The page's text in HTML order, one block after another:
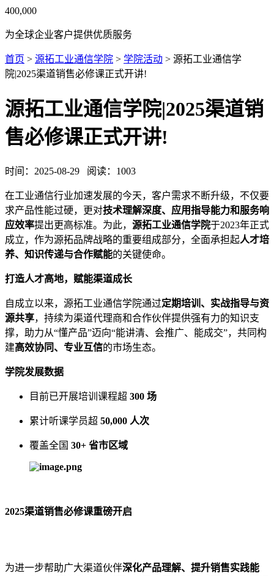
400,000
为全球企业客户提供优质服务
首页 > 源拓工业通信学院 > 学院活动 > 源拓工业通信学
院|2025渠道销售必修课正式开讲!
源拓工业通信学院|2025渠道销
售必修课正式开讲!
时间： 2025-08-29 阅读： 1003
在工业通信行业加速发展的今天，客户需求不断升级，不仅要
求产品性能过硬，更对技术理解深度、应用指导能力和服务响
应效率提出更高标准。 为此， 源拓工业通信学院于2023年正式
成立，作为源拓品牌战略的重要组成部分，全面承担起人才培
养、知识传递与合作赋能的关键使命。
打造人才高地，赋能渠道成长
自成立以来，源拓工业通信学院通过定期培训、实战指导与资
源共享，持续为渠道代理商和合作伙伴提供强有力的知识支
撑，助力从“懂产品”迈向“能讲清、会推广、能成交”，共同构
建高效协同、专业互信的市场生态。
学院发展数据
目前已开展培训课程超 300 场
累计听课学员超 50,000 人次
覆盖全国 30+ 省市区域
2025渠道销售必修课重磅开启
为进一步帮助广大渠道伙伴深化产品理解、提升销售实践能